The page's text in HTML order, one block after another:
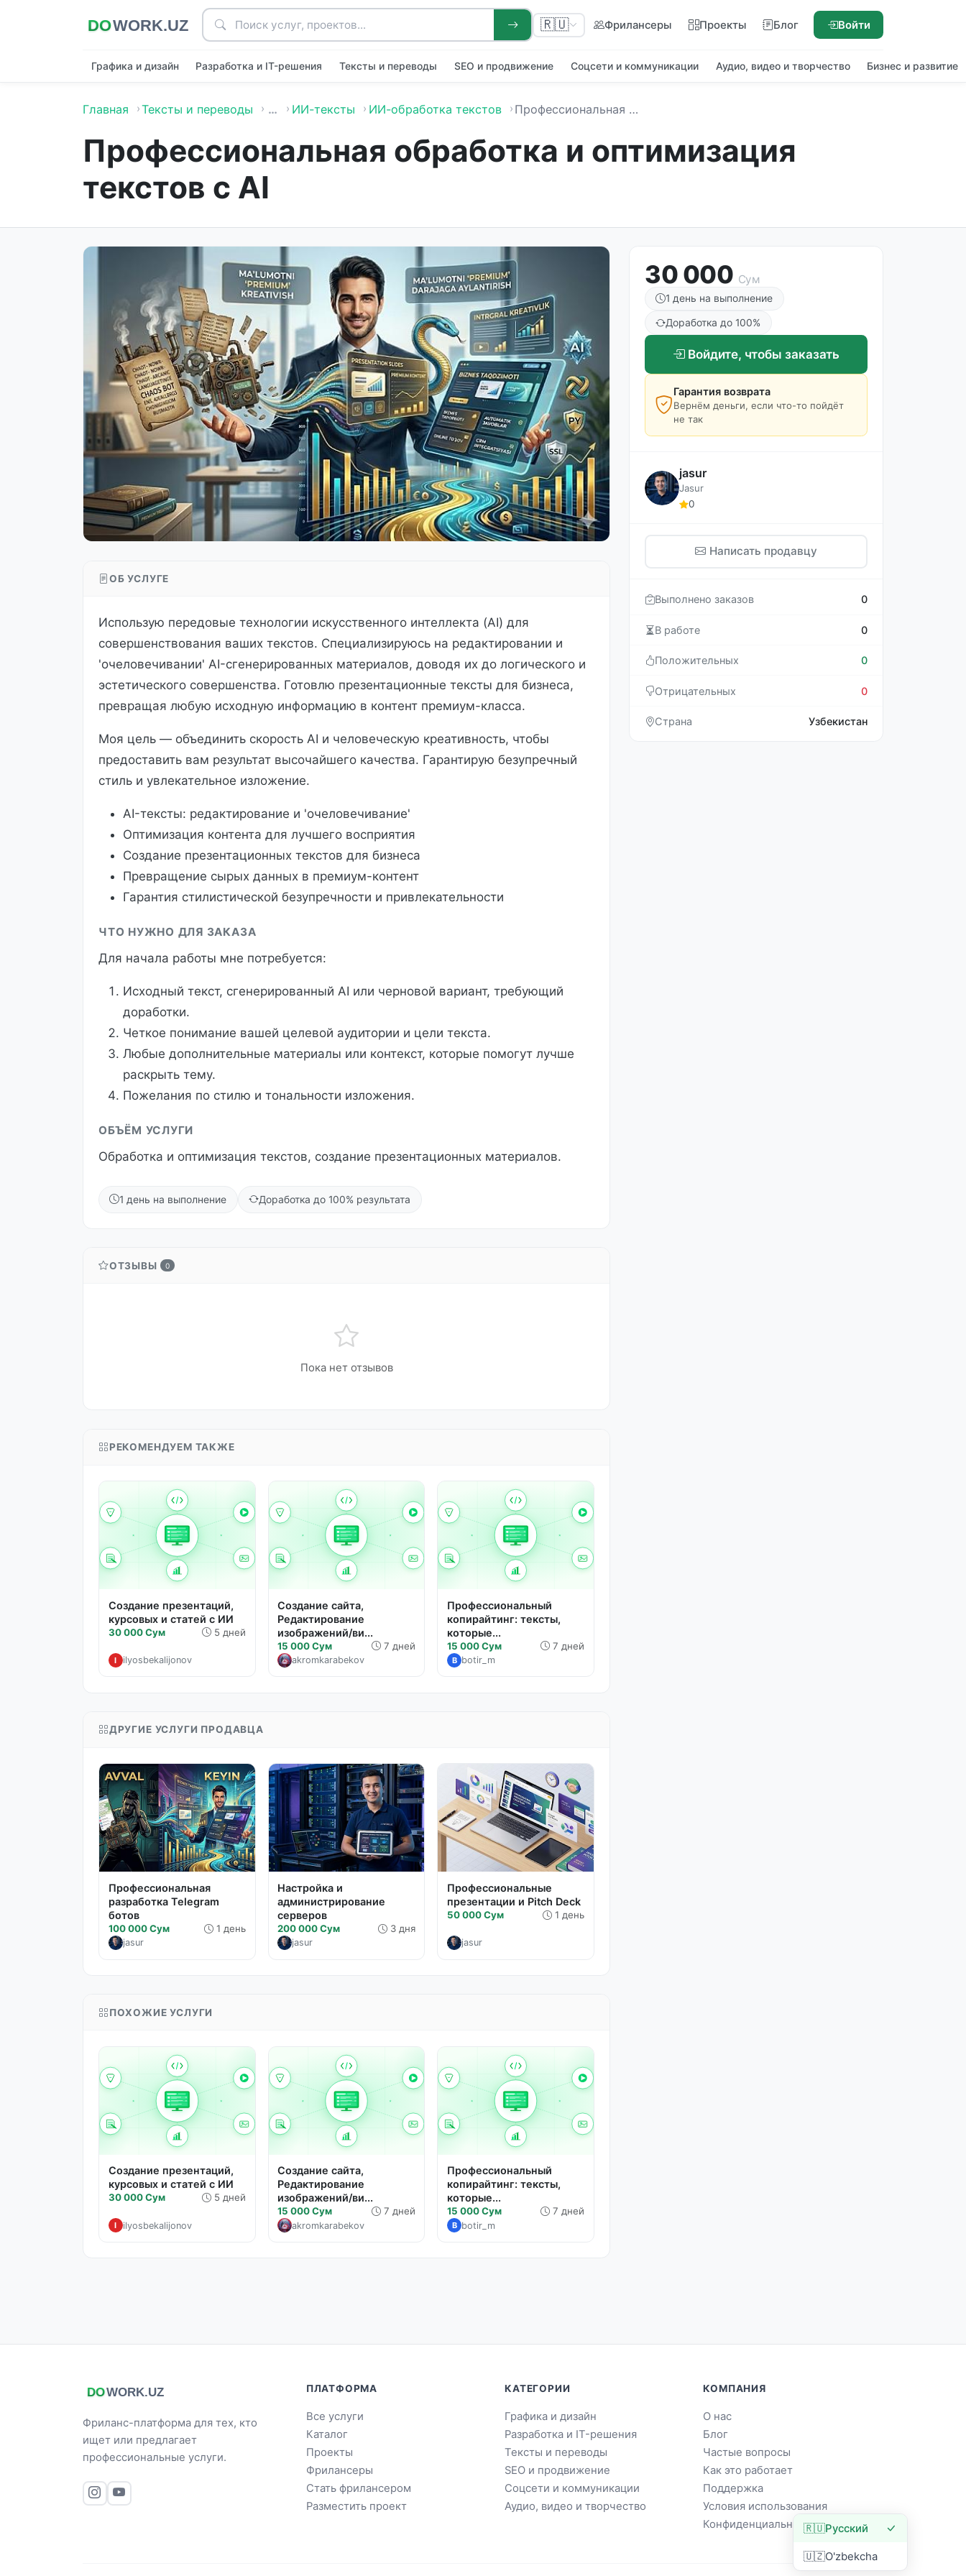
🇷🇺 Фрилансеры Проекты Блог Войти
Графика и дизайн Разработка и IT-решения Тексты и переводы SEO и продвижение Соцсети и коммуникации Аудио, видео и творчество Бизнес и развитие
Главная Тексты и переводы … ИИ-тексты ИИ-обработка текстов Профессиональная обработка и оптимизация текстов с AI
Профессиональная обработка и оптимизация
текстов с AI
ОБ УСЛУГЕ
Использую передовые технологии искусственного интеллекта (AI) для
совершенствования ваших текстов. Специализируюсь на редактировании и
'очеловечивании' AI-сгенерированных материалов, доводя их до логического и
эстетического совершенства. Готовлю презентационные тексты для бизнеса,
превращая любую исходную информацию в контент премиум-класса.
Моя цель — объединить скорость AI и человеческую креативность, чтобы
предоставить вам результат высочайшего качества. Гарантирую безупречный
стиль и увлекательное изложение.
AI-тексты: редактирование и 'очеловечивание'
Оптимизация контента для лучшего восприятия
Создание презентационных текстов для бизнеса
Превращение сырых данных в премиум-контент
Гарантия стилистической безупречности и привлекательности
ЧТО НУЖНО ДЛЯ ЗАКАЗА
Для начала работы мне потребуется:
Исходный текст, сгенерированный AI или черновой вариант, требующий
доработки.
Четкое понимание вашей целевой аудитории и цели текста.
Любые дополнительные материалы или контекст, которые помогут лучше
раскрыть тему.
Пожелания по стилю и тональности изложения.
ОБЪЁМ УСЛУГИ
Обработка и оптимизация текстов, создание презентационных материалов.
1 день на выполнение Доработка до 100% результата
ОТЗЫВЫ 0
Пока нет отзывов
РЕКОМЕНДУЕМ ТАКЖЕ
Создание презентаций,
курсовых и статей с ИИ
30 000 Сум 5 дней
I ilyosbekalijonov
Создание сайта,
Редактирование
изображений/ви...
15 000 Сум 7 дней
akromkarabekov
Профессиональный
копирайтинг: тексты,
которые...
15 000 Сум 7 дней
B botir_m
ДРУГИЕ УСЛУГИ ПРОДАВЦА
Профессиональная
разработка Telegram
ботов
100 000 Сум 1 день
jasur
Настройка и
администрирование
серверов
200 000 Сум 3 дня
jasur
Профессиональные
презентации и Pitch Deck
50 000 Сум 1 день
jasur
ПОХОЖИЕ УСЛУГИ
Создание презентаций,
курсовых и статей с ИИ
30 000 Сум 5 дней
I ilyosbekalijonov
Создание сайта,
Редактирование
изображений/ви...
15 000 Сум 7 дней
akromkarabekov
Профессиональный
копирайтинг: тексты,
которые...
15 000 Сум 7 дней
B botir_m
30 000 Сум
1 день на выполнение
Доработка до 100%
Войдите, чтобы заказать
Гарантия возврата
Вернём деньги, если что-то пойдёт
не так
jasur
Jasur
0
Написать продавцу
Выполнено заказов 0
В работе 0
Положительных 0
Отрицательных 0
Страна Узбекистан
Фриланс-платформа для тех, кто
ищет или предлагает
профессиональные услуги.
ПЛАТФОРМА
Все услуги
Каталог
Проекты
Фрилансеры
Стать фрилансером
Разместить проект
КАТЕГОРИИ
Графика и дизайн
Разработка и IT-решения
Тексты и переводы
SEO и продвижение
Соцсети и коммуникации
Аудио, видео и творчество
КОМПАНИЯ
О нас
Блог
Частые вопросы
Как это работает
Поддержка
Условия использования
Конфиденциальность
🇷🇺Русский
🇺🇿O'zbekcha